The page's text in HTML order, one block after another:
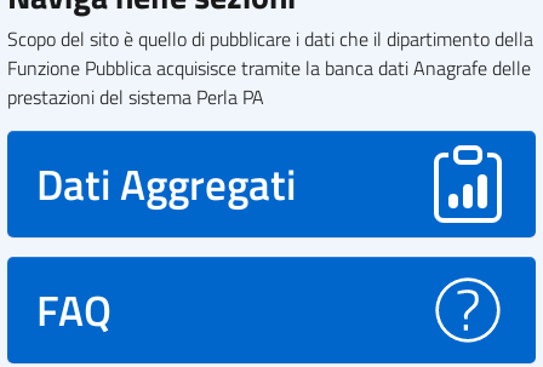
Scopo del sito è quello di pubblicare i dati che il dipartimento della
Funzione Pubblica acquisisce tramite la banca dati Anagrafe delle
prestazioni del sistema Perla PA
Dati Aggregati
FAQ